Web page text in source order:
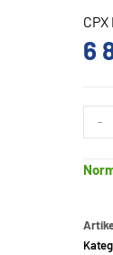
6
-